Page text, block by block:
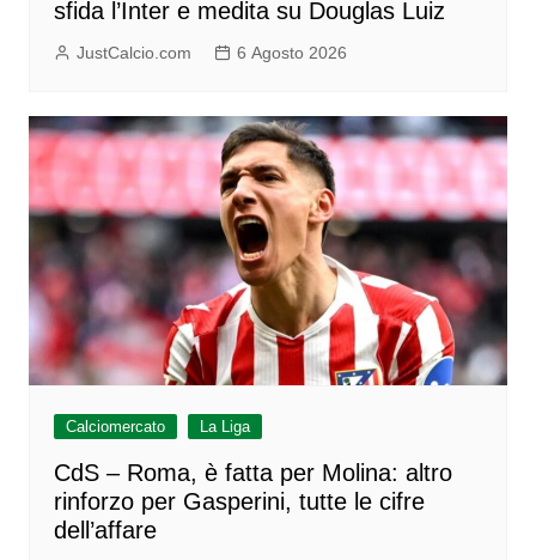
sfida l’Inter e medita su Douglas Luiz
JustCalcio.com 6 Agosto 2026
Calciomercato La Liga
CdS – Roma, è fatta per Molina: altro
rinforzo per Gasperini, tutte le cifre
dell’affare